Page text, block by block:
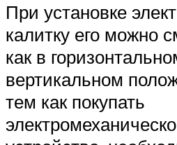
При установке
калитку его можно
как в
вертикальном
тем как покупать